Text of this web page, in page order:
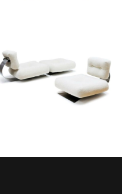
NIEMEYER Oscar
NIEMEYER Oscar